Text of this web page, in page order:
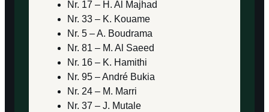
Nr. 17 – H. Al Majhad
Nr. 33 – K. Kouame
Nr. 5 – A. Boudrama
Nr. 81 – M. Al Saeed
Nr. 16 – K. Hamithi
Nr. 95 – André Bukia
Nr. 24 – M. Marri
Nr. 37 – J. Mutale